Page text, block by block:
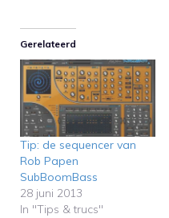
Gerelateerd
Tip: de sequencer van
Rob Papen
SubBoomBass
28 juni 2013
In "Tips & trucs"